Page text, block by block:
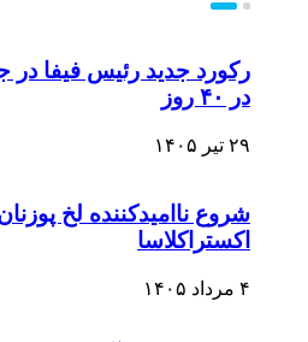
رکورد جدید رئیس فیفا در
در ۴۰ روز
۲۹ تیر ۱۴۰۵
شروع ناامیدکننده لخ
اکستراکلاسا
۴ مرداد ۱۴۰۵